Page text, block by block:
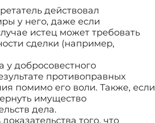
действовал
у него, даже если
истец может требовать
сделки (например,
у добросовестного
противоправных
помимо его воли. Также, если
имущество
дела.
того, что